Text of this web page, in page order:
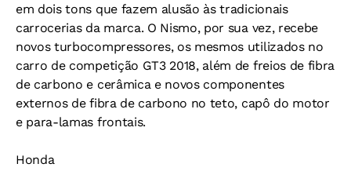
em dois tons que fazem alusão às tradicionais
carrocerias da marca. O Nismo, por sua vez, recebe
novos turbocompressores, os mesmos utilizados no
carro de competição GT3 2018, além de freios de fibra
de carbono e cerâmica e novos componentes
externos de fibra de carbono no teto, capô do motor
e para-lamas frontais.
Honda